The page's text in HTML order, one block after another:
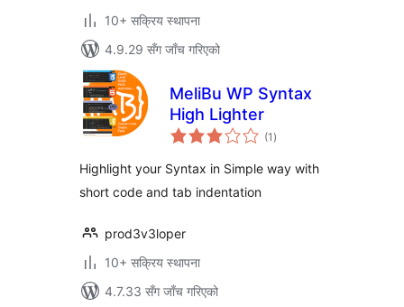
10+ सक्रिय स्थापना
4.9.29 सँग जाँच गरिएको
MeliBu WP Syntax
High Lighter
(1 कुल
रेटिङ्गहरू
)
Highlight your Syntax in Simple way with
short code and tab indentation
prod3v3loper
10+ सक्रिय स्थापना
4.7.33 सँग जाँच गरिएको